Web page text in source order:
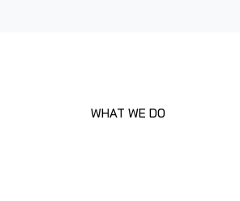
WHAT WE DO